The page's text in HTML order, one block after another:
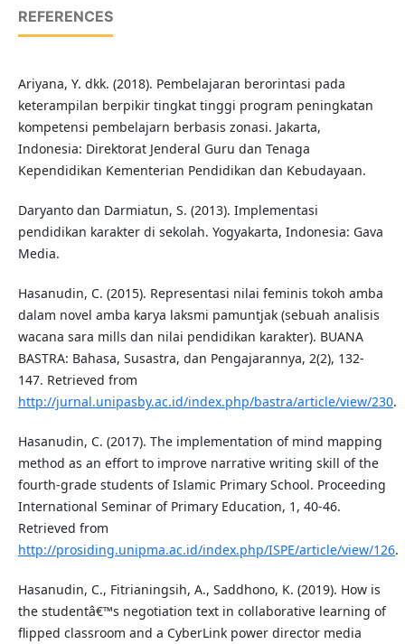
REFERENCES
Ariyana, Y. dkk. (2018). Pembelajaran berorintasi pada
keterampilan berpikir tingkat tinggi program peningkatan
kompetensi pembelajarn berbasis zonasi. Jakarta,
Indonesia: Direktorat Jenderal Guru dan Tenaga
Kependidikan Kementerian Pendidikan dan Kebudayaan.
Daryanto dan Darmiatun, S. (2013). Implementasi
pendidikan karakter di sekolah. Yogyakarta, Indonesia: Gava
Media.
Hasanudin, C. (2015). Representasi nilai feminis tokoh amba
dalam novel amba karya laksmi pamuntjak (sebuah analisis
wacana sara mills dan nilai pendidikan karakter). BUANA
BASTRA: Bahasa, Susastra, dan Pengajarannya, 2(2), 132-
147. Retrieved from
http://jurnal.unipasby.ac.id/index.php/bastra/article/view/230.
Hasanudin, C. (2017). The implementation of mind mapping
method as an effort to improve narrative writing skill of the
fourth-grade students of Islamic Primary School. Proceeding
International Seminar of Primary Education, 1, 40-46.
Retrieved from
http://prosiding.unipma.ac.id/index.php/ISPE/article/view/126.
Hasanudin, C., Fitrianingsih, A., Saddhono, K. (2019). How is
the studentâ€™s negotiation text in collaborative learning of
flipped classroom and a CyberLink power director media